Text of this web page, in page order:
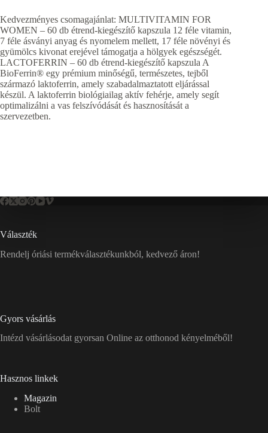
Kedvezményes csomagajánlat: MULTIVITAMIN FOR
WOMEN – 60 db étrend-kiegészítő kapszula 12 féle vitamin,
7 féle ásványi anyag és nyomelem mellett, 17 féle növényi és
gyümölcs kivonat erejével támogatja a hölgyek egészségét.
LACTOFERRIN – 60 db étrend-kiegészítő kapszula A
BioFerrin® egy prémium minőségű, természetes, tejből
származó laktoferrin, amely szabadalmaztatott eljárással
készül. A laktoferrin biológiailag aktív fehérje, amely segít
optimalizálni a vas felszívódását és hasznosítását a
szervezetben.
Választék
Rendelj óriási termékválasztékunkból, kedvező áron!
Gyors vásárlás
Intézd vásárlásodat gyorsan Online az otthonod kényelméből!
Hasznos linkek
Magazin
Bolt